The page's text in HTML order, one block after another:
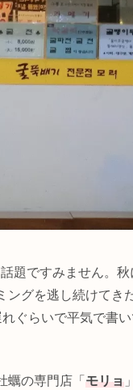
題ですみません。
グを逃し続けてき
ぐらいで平気で書
蠣の専門店「 モリョ